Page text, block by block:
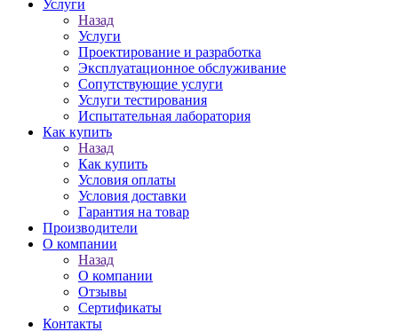
Услуги
Назад
Услуги
Проектирование и разработка
Эксплуатационное обслуживание
Сопутствующие услуги
Услуги тестирования
Испытательная лаборатория
Как купить
Назад
Как купить
Условия оплаты
Условия доставки
Гарантия на товар
Производители
О компании
Назад
О компании
Отзывы
Сертификаты
Контакты